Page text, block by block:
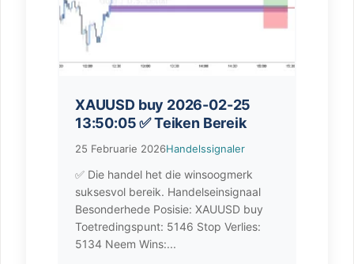
XAUUSD buy 2026-02-25
13:50:05 ✅ Teiken Bereik
25 Februarie 2026Handelssignaler
✅ Die handel het die winsoogmerk
suksesvol bereik. Handelseinsignaal
Besonderhede Posisie: XAUUSD buy
Toetredingspunt: 5146 Stop Verlies:
5134 Neem Wins:...